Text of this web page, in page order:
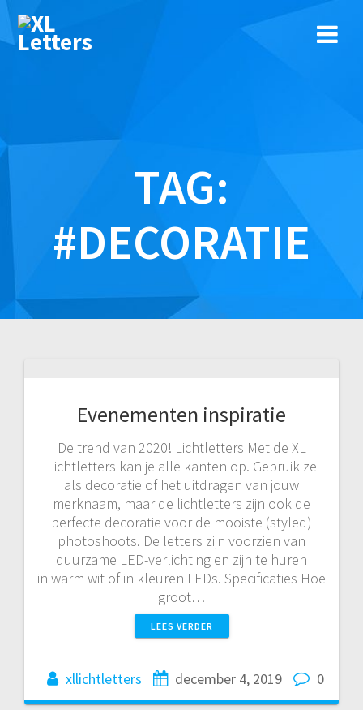
TAG:
#DECORATIE
Evenementen inspiratie
De trend van 2020! Lichtletters Met de XL
Lichtletters kan je alle kanten op. Gebruik ze
als decoratie of het uitdragen van jouw
merknaam, maar de lichtletters zijn ook de
perfecte decoratie voor de mooiste (styled)
photoshoots. De letters zijn voorzien van
duurzame LED-verlichting en zijn te huren
in warm wit of in kleuren LEDs. Specificaties Hoe
groot…
LEES VERDER
xllichtletters december 4, 2019 0